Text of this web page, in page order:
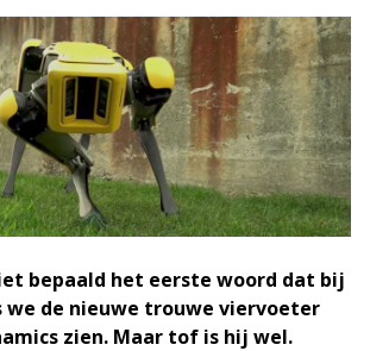
bepaald het eerste woord dat bij
we de nieuwe trouwe viervoeter
zien. Maar tof is hij wel.